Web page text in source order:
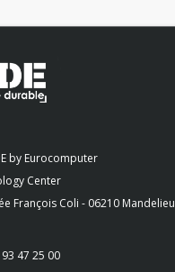
by Eurocomputer
Center
François Coli - 06210 Mandelieu
93 47 25 00